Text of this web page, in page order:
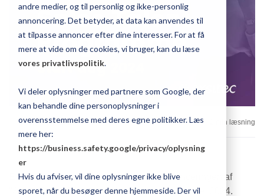
andre medier, og til personlig og ikke-personlig
annoncering. Det betyder, at data kan anvendes til
at tilpasse annoncer efter dine interesser. For at få
mere at vide om de cookies, vi bruger, kan du læse
vores privatlivspolitik.
Vi deler oplysninger med partnere som Google, der
kan behandle dine personoplysninger i
overensstemmelse med deres egne politikker. Læs
mere her:
https://business.safety.google/privacy/oplysning
er
Hvis du afviser, vil dine oplysninger ikke blive
sporet, når du besøger denne hjemmeside. Der vil
25. januar 2024 2 min læsning
Exsitec er stolte af at kunne annoncere lanceringen af ​​
"Sales Talent Programme", der starter i efteråret 2024.